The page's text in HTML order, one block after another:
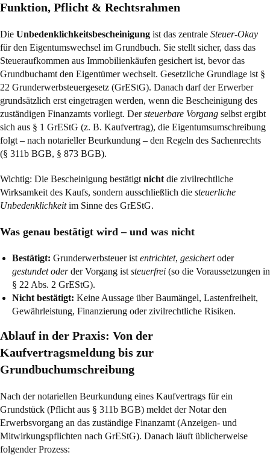
Funktion, Pflicht & Rechtsrahmen
Die Unbedenklichkeitsbescheinigung ist das zentrale Steuer-Okay
für den Eigentumswechsel im Grundbuch. Sie stellt sicher, dass das
Steueraufkommen aus Immobilienkäufen gesichert ist, bevor das
Grundbuchamt den Eigentümer wechselt. Gesetzliche Grundlage ist §
22 Grunderwerbsteuergesetz (GrEStG). Danach darf der Erwerber
grundsätzlich erst eingetragen werden, wenn die Bescheinigung des
zuständigen Finanzamts vorliegt. Dersteuerbare Vorgang selbst ergibt
sich aus § 1 GrEStG (z. B. Kaufvertrag), die Eigentumsumschreibung
folgt – nach notarieller Beurkundung – den Regeln des Sachenrechts
(§ 311b BGB, § 873 BGB).
Wichtig: Die Bescheinigung bestätigt nicht die zivilrechtliche
Wirksamkeit des Kaufs, sondern ausschließlich die steuerliche
Unbedenklichkeitim Sinne des GrEStG.
Was genau bestätigt wird – und was nicht
Bestätigt: Grunderwerbsteuer ist entrichtet, gesichertoder
gestundet oderder Vorgang ist steuerfrei (so die Voraussetzungen in
§ 22 Abs. 2 GrEStG).
Nicht bestätigt: Keine Aussage über Baumängel, Lastenfreiheit,
Gewährleistung, Finanzierung oder zivilrechtliche Risiken.
Ablauf in der Praxis: Von der
Kaufvertragsmeldung bis zur
Grundbuchumschreibung
Nach der notariellen Beurkundung eines Kaufvertrags für ein
Grundstück (Pflicht aus § 311b BGB) meldet der Notar den
Erwerbsvorgang an das zuständige Finanzamt (Anzeigen- und
Mitwirkungspflichten nach GrEStG). Danach läuft üblicherweise
folgender Prozess: